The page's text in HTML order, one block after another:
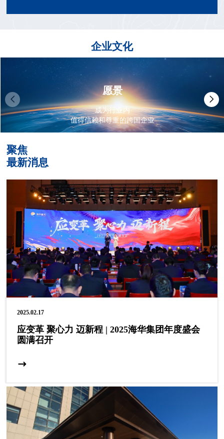
企业文化
愿景
成为行业内
值得信赖和尊重的跨国企业
聚焦
最新消息
2025.02.17
应变革 聚心力 迈新程 | 2025海华集团年度盛会
圆满召开